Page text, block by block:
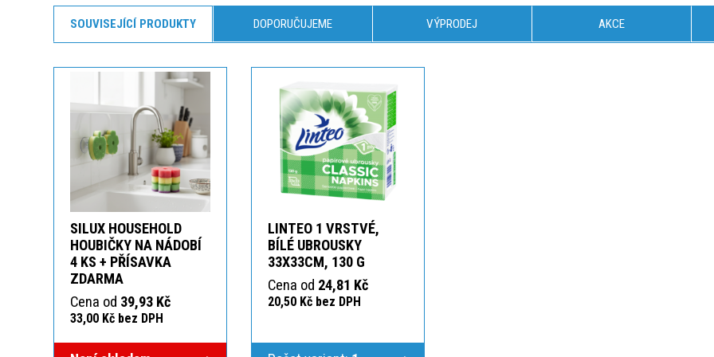
SOUVISEJÍCÍ PRODUKTY DOPORUČUJEME VÝPRODEJ AKCE
SILUX HOUSEHOLD
HOUBIČKY NA NÁDOBÍ
4 KS + PŘÍSAVKA
ZDARMA
Cena od 39,93 Kč
33,00 Kč bez DPH
LINTEO 1 VRSTVÉ,
BÍLÉ UBROUSKY
33X33CM, 130 G
Cena od 24,81 Kč
20,50 Kč bez DPH